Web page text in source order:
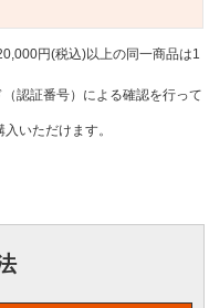
円(税込)以上の同一商品は1
認証番号）による確認を行って
いただけます。